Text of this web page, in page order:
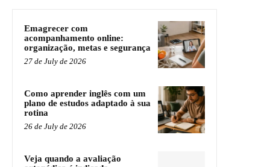
Emagrecer com
acompanhamento online:
organização, metas e segurança
27 de July de 2026
Como aprender inglês com um
plano de estudos adaptado à sua
rotina
26 de July de 2026
Veja quando a avaliação